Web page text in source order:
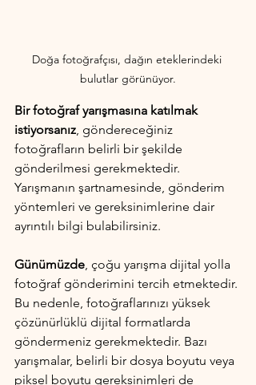
Doğa fotoğrafçısı, dağın eteklerindeki
bulutlar görünüyor.
Bir fotoğraf yarışmasına katılmak
istiyorsanız, göndereceğiniz
fotoğrafların belirli bir şekilde
gönderilmesi gerekmektedir.
Yarışmanın şartnamesinde, gönderim
yöntemleri ve gereksinimlerine dair
ayrıntılı bilgi bulabilirsiniz.
Günümüzde, çoğu yarışma dijital yolla
fotoğraf gönderimini tercih etmektedir.
Bu nedenle, fotoğraflarınızı yüksek
çözünürlüklü dijital formatlarda
göndermeniz gerekmektedir. Bazı
yarışmalar, belirli bir dosya boyutu veya
piksel boyutu gereksinimleri de